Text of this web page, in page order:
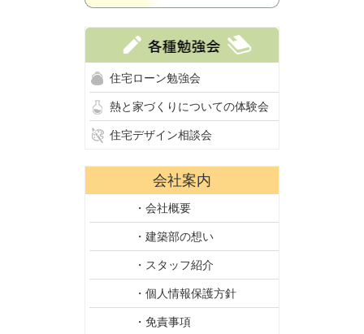
住宅ローン勉強会
熱と家づくりについての体験会
住宅デザイン相談会
会社案内
・会社概要
・建築部の想い
・スタッフ紹介
・個人情報保護方針
・免責事項